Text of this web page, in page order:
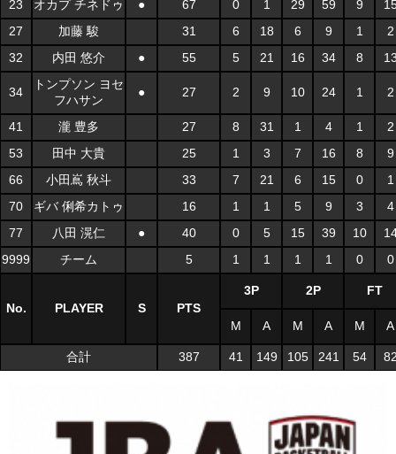
23 オカプ チネドゥ ● 67 0 1 29 59 9
27
加藤 駿 31 6 18 6 9 1
2
32
内田 悠介 ● 55 5 21 16 34 8
34
トンプソン ヨセ
フハサン
● 27 2 9 10 24 1 2
41 瀧 豊多 27 8 31 1 4 1
2
53
田中 大貴 25 1 3 7 16 8
9
66
小田嶌 秋斗 33 7 21 6 15 0
1
70
ギバ 俐希カトゥ 16 1 1 5 9 3
4
77
八田 滉仁 ● 40 0 5 15 39 10
9999
チーム 5 1 1 1 1 0 0
No. PLAYER S PTS
3P 2P FT
M A M A M A
合計 387 41 149 105 241 54